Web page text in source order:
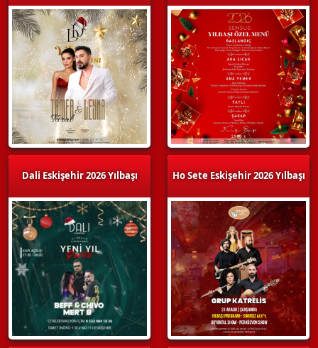
Dali Eskişehir 2026 Yılbaşı Ho Sete Eskişehir 2026 Yılbaşı